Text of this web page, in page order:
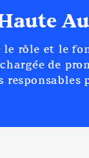
le rôle et le
de
responsables